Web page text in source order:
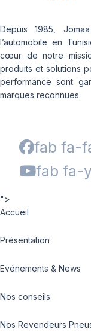
Depuis 1985,
l’automobile en
cœur de notre
produits et solutions
performance sont
marques reconnues.
fab fa-
fab fa-
">
Accueil
Présentation
Evénements & News
Nos conseils
Nos Revendeurs